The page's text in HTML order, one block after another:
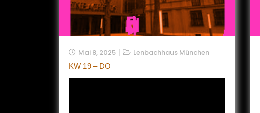
Mai 8, 2025 Lenbachhaus München
KW 19 – DO